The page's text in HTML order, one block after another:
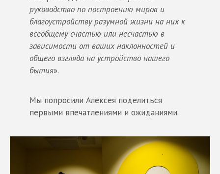
руководство по построению миров и
благоустройству разумной жизни на них к
всеобщему счастью или несчастью в
зависимости от ваших наклонностей и
общего взгляда на устройство нашего
бытия».
Мы попросили Алексея поделиться
первыми впечатлениями и ожиданиями.